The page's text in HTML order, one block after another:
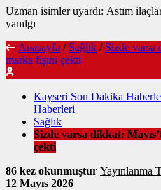
Uzman isimler uyardı: Astım
yanılgı
Anasayfa / Sağlık / Sizde varsa
marka fişini çekti
Kayseri Son Dakika
Haberleri
Sağlık
Sizde varsa dikkat:
çekti
86 kez okunmuştur
12 Mayıs 2026